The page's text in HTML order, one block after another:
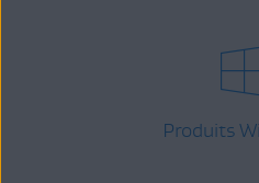
Produits